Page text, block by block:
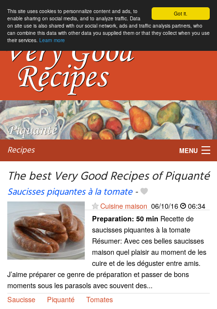
Got it.
This site uses cookies to personnalize content and ads, to
enable sharing on social media, and to analyze traffic. Data
on site use is also shared with our social network, ads and traffic analysis partners, who
can combine this data with other data you supplied them or that they collect when you use
their services. Learn more
Recipes MENU
My favorite blogs
The best Very Good Recipes of Piquanté
Saucisses piquantes à la tomate-
Cuisine maison 06/10/16 06:34
Preparation: 50 min Recette de
saucisses piquantes à la tomate
Résumer: Avec ces belles saucisses
maison quel plaisir au moment de les
cuire et de les déguster entre amis.
J’aime préparer ce genre de préparation et passer de bons
moments sous les parasols avec souvent des...
Saucisse
Piquanté Tomates